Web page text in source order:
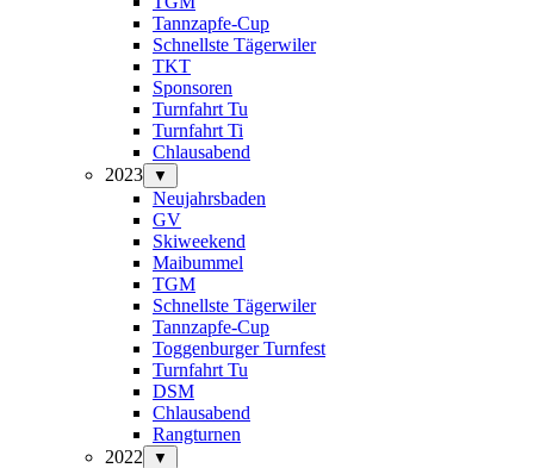
Tannzapfe-Cup
Schnellste Tägerwiler
TKT
Sponsoren
Turnfahrt Tu
Turnfahrt Ti
Chlausabend
2023
▼
Neujahrsbaden
GV
Skiweekend
Maibummel
TGM
Schnellste Tägerwiler
Tannzapfe-Cup
Toggenburger Turnfest
Turnfahrt Tu
DSM
Chlausabend
Rangturnen
2022
▼